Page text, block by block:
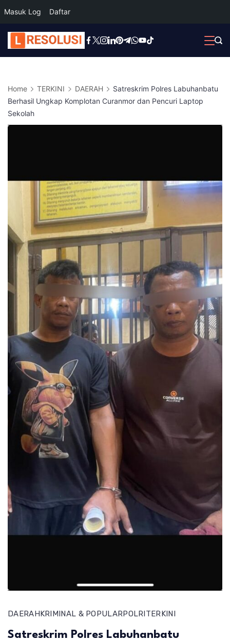
Masuk Log Daftar
Skip
to
Home TERKINI DAERAH
Satreskrim Polres Labuhanbatu
Berhasil Ungkap Komplotan Curanmor dan Pencuri Laptop
Sekolah
DAERAHKRIMINAL & POPULARPOLRITERKINI
Satreskrim Polres Labuhanbatu